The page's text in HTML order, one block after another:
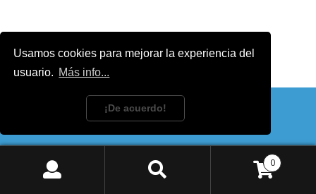
Usamos cookies para mejorar la experiencia del
usuario. Más info...
¡De acuerdo!
Buscar
0